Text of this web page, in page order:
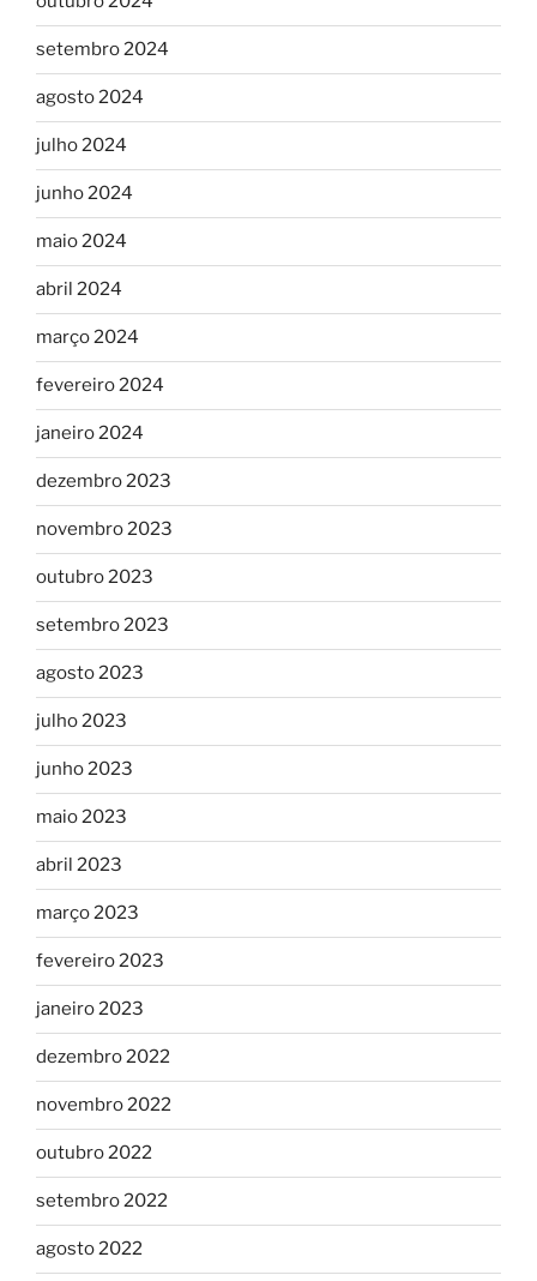
setembro 2024
agosto 2024
julho 2024
junho 2024
maio 2024
abril 2024
março 2024
fevereiro 2024
janeiro 2024
dezembro 2023
novembro 2023
outubro 2023
setembro 2023
agosto 2023
julho 2023
junho 2023
maio 2023
abril 2023
março 2023
fevereiro 2023
janeiro 2023
dezembro 2022
novembro 2022
outubro 2022
setembro 2022
agosto 2022